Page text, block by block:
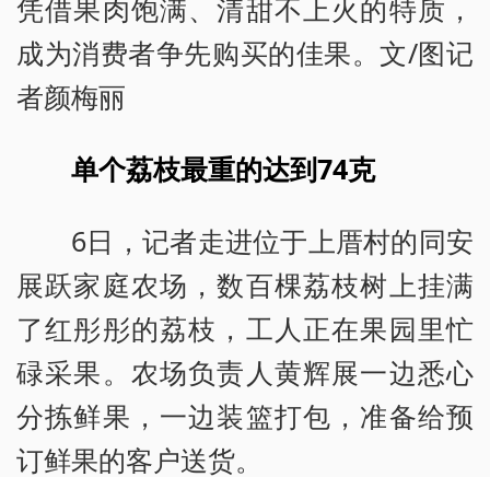
凭借果肉饱满、清甜不上火的特质，
成为消费者争先购买的佳果。文/图记
者颜梅丽
单个荔枝最重的达到74克
6日，记者走进位于上厝村的同安
展跃家庭农场，数百棵荔枝树上挂满
了红彤彤的荔枝，工人正在果园里忙
碌采果。农场负责人黄辉展一边悉心
分拣鲜果，一边装篮打包，准备给预
订鲜果的客户送货。